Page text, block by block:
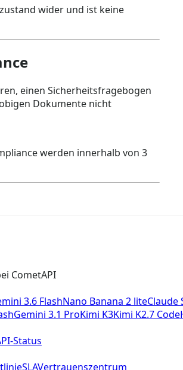
wider und ist keine
einen Sicherheitsfragebogen
Dokumente nicht
werden innerhalb von 3
CometAPI
3.6 FlashNano Banana 2 liteClaude
Gemini 3.1 ProKimi K3Kimi K2.7 Code
Status
SLAVertrauenszentrum